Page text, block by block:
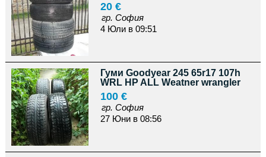
20 €
гр. София
4 Юли в 09:51
Гуми Goodyear 245 65r17 107h
WRL HP ALL Weatner wrangler
100 €
гр. София
27 Юни в 08:56